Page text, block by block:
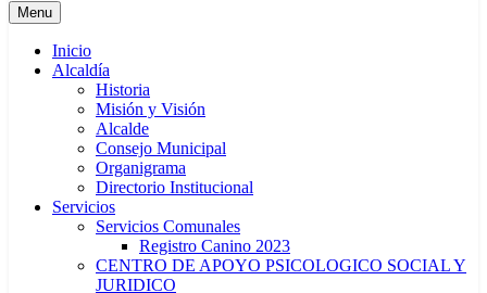
Menu
Inicio
Alcaldía
Historia
Misión y Visión
Alcalde
Consejo Municipal
Organigrama
Directorio Institucional
Servicios
Servicios Comunales
Registro Canino 2023
CENTRO DE APOYO PSICOLOGICO SOCIAL Y
JURIDICO